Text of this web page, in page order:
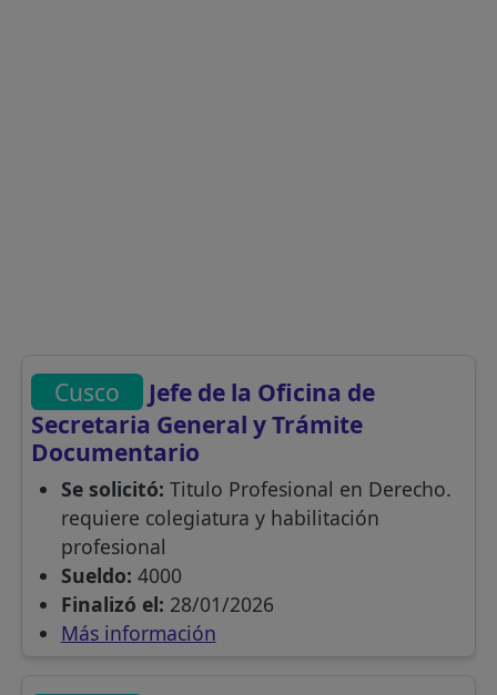
Cusco
Jefe de la Oficina de
Secretaria General y Trámite
Documentario
Se solicitó: Titulo Profesional en Derecho.
requiere colegiatura y habilitación
profesional
Sueldo: 4000
Finalizó el: 28/01/2026
Más información